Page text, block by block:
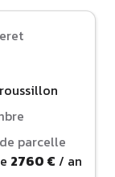
parcelle
2760 € / an